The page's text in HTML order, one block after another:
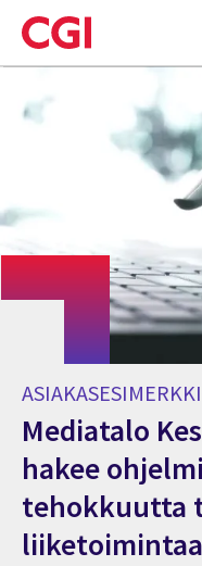
Skip
to
main
ASIAKASESIMERKKI
Mediatalo
hakee
tehokkuutta